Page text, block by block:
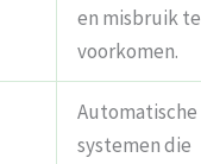
en misbruik te
voorkomen.
Automatische
systemen die